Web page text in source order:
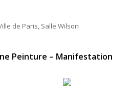
de Paris, Salle Wilson
Peinture – Manifestation